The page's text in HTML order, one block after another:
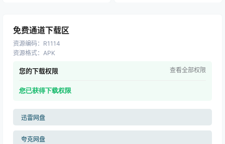
免费通道下载区
资源编码： R1114
资源格式： APK
您的下载权限 查看全部权限
您已获得下载权限
迅雷网盘
夸克网盘